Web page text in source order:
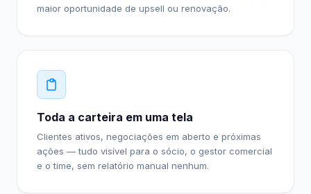
maior oportunidade de upsell ou renovação.
Toda a carteira em uma tela
Clientes ativos, negociações em aberto e próximas
ações — tudo visível para o sócio, o gestor comercial
e o time, sem relatório manual nenhum.